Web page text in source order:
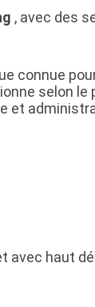
, avec des
connue
selon le
et
haut